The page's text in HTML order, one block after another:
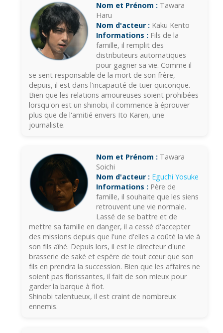
Nom et Prénom : Tawara
Haru
Nom d'acteur : Kaku Kento
Informations : Fils de la
famille, il remplit des
distributeurs automatiques
pour gagner sa vie. Comme il
se sent responsable de la mort de son frère,
depuis, il est dans l'incapacité de tuer quiconque.
Bien que les relations amoureuses soient prohibées
lorsqu'on est un shinobi, il commence à éprouver
plus que de l'amitié envers Ito Karen, une
journaliste.
Nom et Prénom : Tawara
Soichi
Nom d'acteur : Eguchi Yosuke
Informations : Père de
famille, il souhaite que les siens
retrouvent une vie normale.
Lassé de se battre et de
mettre sa famille en danger, il a cessé d'accepter
des missions depuis que l'une d'elles a coûté la vie à
son fils aîné. Depuis lors, il est le directeur d'une
brasserie de saké et espère de tout cœur que son
fils en prendra la succession. Bien que les affaires ne
soient pas florissantes, il fait de son mieux pour
garder la barque à flot.
Shinobi talentueux, il est craint de nombreux
ennemis.